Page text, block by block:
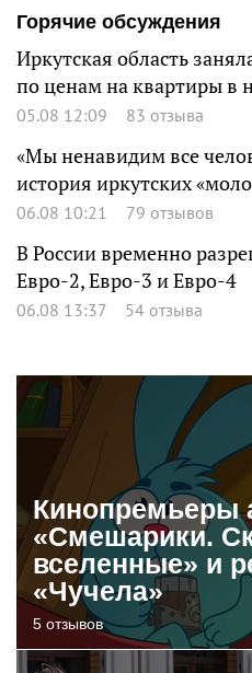
Горячие обсуждения
Иркутская область
по ценам на квартиры в
05.08 12:09 83 отзыва
«Мы ненавидим все
история иркутских
06.08 10:21 79 отзывов
В России временно
Евро-2, Евро-3 и Евро-4
06.08 13:37 54 отзыва
Кинопремьеры
«Смешарики.
вселенные» и
«Чучела»
5 отзывов